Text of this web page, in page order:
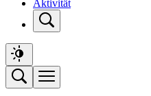
Aktivität